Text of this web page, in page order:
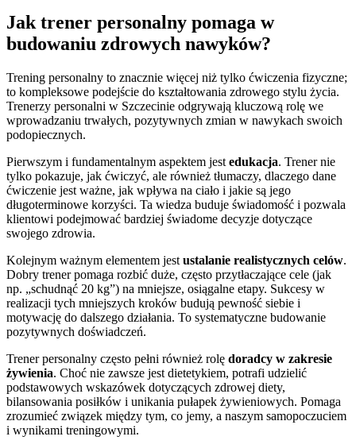
Jak trener personalny pomaga w
budowaniu zdrowych nawyków?
Trening personalny to znacznie więcej niż tylko ćwiczenia fizyczne;
to kompleksowe podejście do kształtowania zdrowego stylu życia.
Trenerzy personalni w Szczecinie odgrywają kluczową rolę we
wprowadzaniu trwałych, pozytywnych zmian w nawykach swoich
podopiecznych.
Pierwszym i fundamentalnym aspektem jest edukacja. Trener nie
tylko pokazuje, jak ćwiczyć, ale również tłumaczy, dlaczego dane
ćwiczenie jest ważne, jak wpływa na ciało i jakie są jego
długoterminowe korzyści. Ta wiedza buduje świadomość i pozwala
klientowi podejmować bardziej świadome decyzje dotyczące
swojego zdrowia.
Kolejnym ważnym elementem jest ustalanie realistycznych celów.
Dobry trener pomaga rozbić duże, często przytłaczające cele (jak
np. „schudnąć 20 kg”) na mniejsze, osiągalne etapy. Sukcesy w
realizacji tych mniejszych kroków budują pewność siebie i
motywację do dalszego działania. To systematyczne budowanie
pozytywnych doświadczeń.
Trener personalny często pełni również rolę doradcy w zakresie
żywienia. Choć nie zawsze jest dietetykiem, potrafi udzielić
podstawowych wskazówek dotyczących zdrowej diety,
bilansowania posiłków i unikania pułapek żywieniowych. Pomaga
zrozumieć związek między tym, co jemy, a naszym samopoczuciem
i wynikami treningowymi.